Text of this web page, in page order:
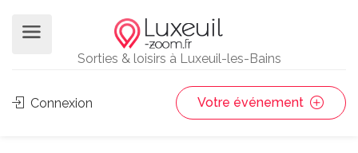
Sorties & loisirs à Luxeuil-les-Bains
Connexion Votre événement